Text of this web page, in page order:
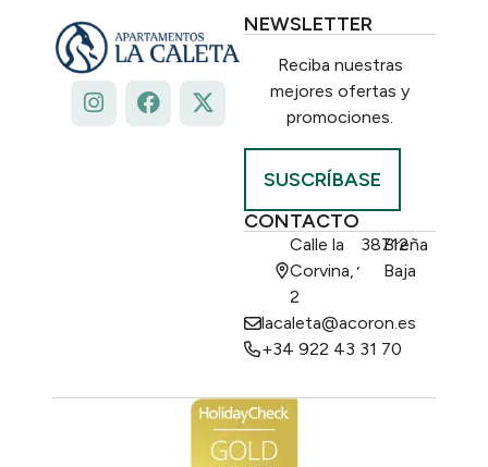
NEWSLETTER
Reciba nuestras
mejores ofertas y
promociones.
SUSCRÍBASE
CONTACTO
Calle la
Corvina,
2
,
38712
Breña
Baja
lacaleta@acoron.es
+34 922 43 31 70